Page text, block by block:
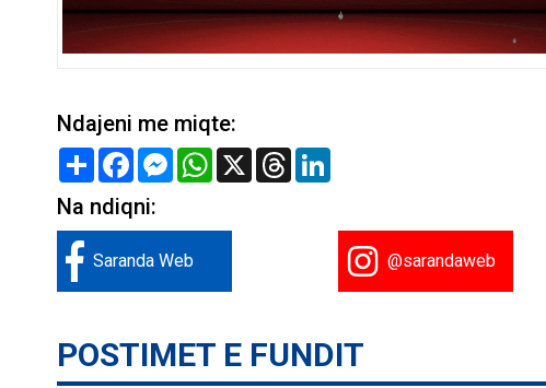
Ndajeni me miqte:
Share FacebookMessenger
WhatsApp
X Threads
Na ndiqni:
Saranda Web @sarandaweb
POSTIMET E FUNDIT